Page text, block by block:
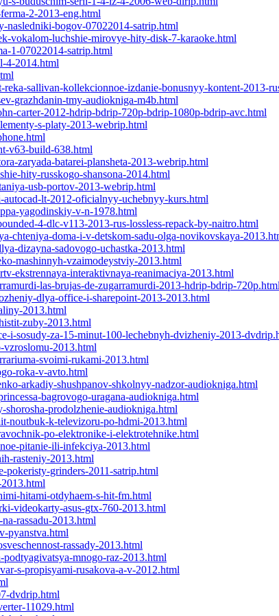
2-2013-eng.html
bogov-07022014-satrip.html
vokalom-luchshie-mirovye-hity-disk-7-karaoke.html
1-07022014-satrip.html
4-2014.html
sallivan-kollekcionnoe-izdanie-bonusnyy-kontent-2013-
grazhdanin-tmy-audiokniga-m4b.html
carter-2012-hdrip-bdrip-720p-bdrip-1080p-bdrip-avc.html
s-platy-2013-webrip.html
v63-build-638.html
zaryada-batarei-plansheta-2013-webrip.html
hity-russkogo-shansona-2014.html
usb-portov-2013-webrip.html
lt-2012-oficialnyy-uchebnyy-kurs.html
yagodinskiy-v-n-1978.html
4-dlc-v113-2013-rus-lossless-repack-by-naitro.html
chteniya-doma-i-v-detskom-sadu-olga-novikovskaya-
dizayna-sadovogo-uchastka-2013.html
mashinnyh-vzaimodeystviy-2013.html
ekstrennaya-interaktivnaya-reanimaciya-2013.html
las-brujas-de-zugarramurdi-2013-hdrip-bdrip-720p.html
dlya-office-i-sharepoint-2013-2013.html
2013.html
zuby-2013.html
i-sosudy-za-15-minut-100-lechebnyh-dvizheniy-2013-
vzroslomu-2013.html
svoimi-rukami-2013.html
roka-v-avto.html
arkadiy-shushpanov-shkolnyy-nadzor-audiokniga.html
bagrovogo-uragana-audiokniga.html
prodolzhenie-audiokniga.html
noutbuk-k-televizoru-po-hdmi-2013.html
po-elektronike-i-elektrotehnike.html
pitanie-ili-infekciya-2013.html
rasteniy-2013.html
pokeristy-grinders-2011-satrip.html
hitami-otdyhaem-s-hit-fm.html
videokarty-asus-gtx-760-2013.html
rassadu-2013.html
pyanstva.html
rassady-2013.html
mnogo-raz-2013.html
s-propisyami-rusakova-a-v-2012.html
dvdrip.html
11029.html